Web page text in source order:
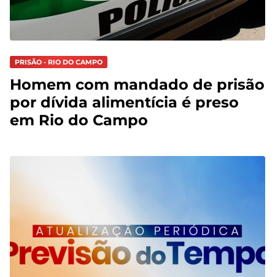
PRISÃO - RIO DO CAMPO
Homem com mandado de prisão
por dívida alimentícia é preso
em Rio do Campo